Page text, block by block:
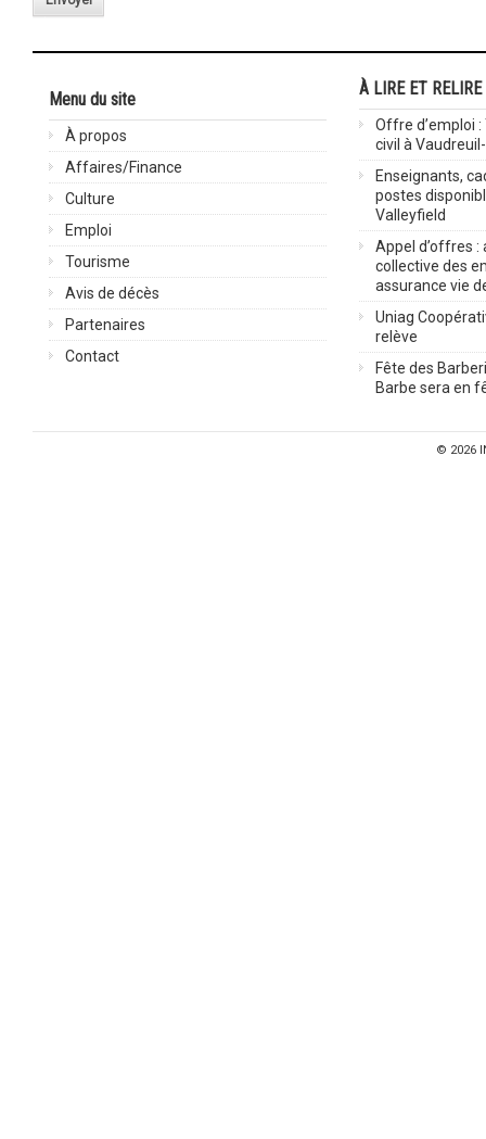
Menu du site
À propos
Affaires/Finance
Culture
Emploi
Tourisme
Avis de décès
Partenaires
Contact
À LIRE ET RELIRE
Offre d’emploi
civil à
Enseignants,
postes
Valleyfield
Appel d’offres :
collective des
assurance vie
Uniag
relève
Fête des
Barbe sera en
© 2026